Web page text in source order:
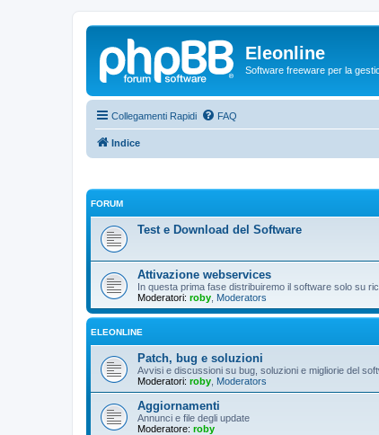
Eleonline
Software freeware per la
Collegamenti Rapidi FAQ
Indice
FORUM
Test e Download del Software
Attivazione webservices
In questa prima fase distribuiremo il software solo su
Moderatori: roby Moderators
ELEONLINE
Patch, bug e soluzioni
Avvisi e discussioni su bug, soluzioni e migliorie del
Moderatori: roby Moderators
Aggiornamenti
Annunci e file degli update
Moderatore: roby